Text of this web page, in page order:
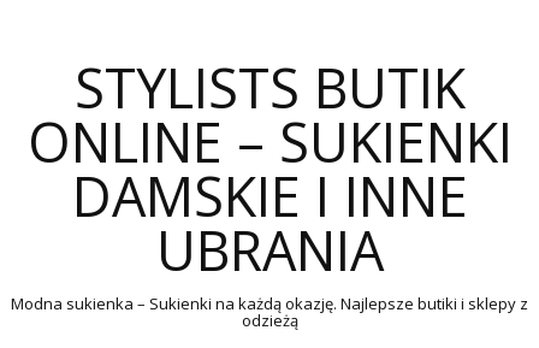
STYLISTS BUTIK
ONLINE – SUKIENKI
DAMSKIE I INNE
UBRANIA
Modna sukienka – Sukienki na każdą okazję. Najlepsze butiki i sklepy z
odzieżą